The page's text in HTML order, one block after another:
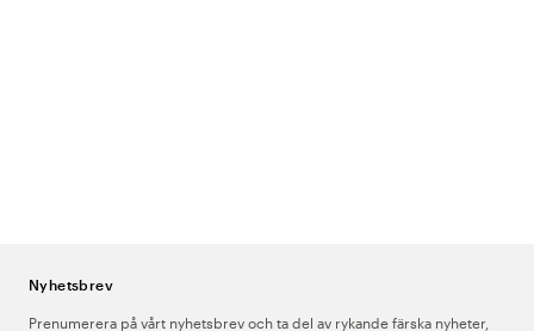
Nyhetsbrev
Prenumerera på vårt nyhetsbrev och ta del av rykande färska nyheter,